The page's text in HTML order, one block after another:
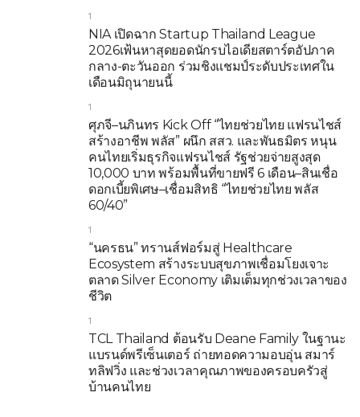
1
NIA เปิดฉาก Startup Thailand League
2026เฟ้นหาสุดยอดนักรบไอเดียสตาร์ตอัปภาค
กลาง-ตะวันออก ร่วมชิงแชมป์ระดับประเทศใน
เดือนมิถุนายนนี้
1
ศุภจี–นภินทร Kick Off “ไทยช่วยไทย แฟรนไชส์
สร้างอาชีพ พลัส” ผนึก สสว. และพันธมิตร หนุน
คนไทยเริ่มธุรกิจแฟรนไชส์ รัฐช่วยจ่ายสูงสุด
10,000 บาท พร้อมพื้นที่ขายฟรี 6 เดือน–สินเชื่อ
ดอกเบี้ยพิเศษ–เชื่อมสิทธิ “ไทยช่วยไทย พลัส
60/40”
1
“นครธน” ทรานส์ฟอร์มสู่ Healthcare
Ecosystem สร้างระบบสุขภาพเชื่อมโยงเจาะ
ตลาด Silver Economy เติมเต็มทุกช่วงเวลาของ
ชีวิต
1
TCL Thailand ต้อนรับ Deane Family ในฐานะ
แบรนด์พรีเซ็นเตอร์ ถ่ายทอดความอบอุ่น สมาร์
ทลิฟวิ่ง และช่วงเวลาคุณภาพของครอบครัวสู่
บ้านคนไทย